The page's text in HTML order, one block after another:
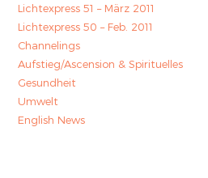
Lichtexpress 51 – März 2011
Lichtexpress 50 – Feb. 2011
Channelings
Aufstieg/Ascension & Spirituelles
Gesundheit
Umwelt
English News